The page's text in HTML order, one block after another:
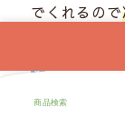
でくれるので
窓からの
防いでくれる